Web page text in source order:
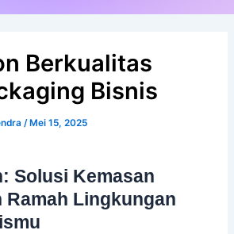
Berkualitas
Bisnis
/ Mei 15, 2025
Solusi Kemasan
Ramah Lingkungan